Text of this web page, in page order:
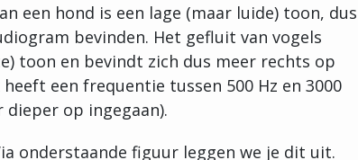
een hond is een lage (maar luide) toon, dus
bevinden. Het gefluit van vogels
toon en bevindt zich dus meer rechts op
een frequentie tussen 500 Hz en 3000
op ingegaan).
onderstaande figuur leggen we je dit uit.